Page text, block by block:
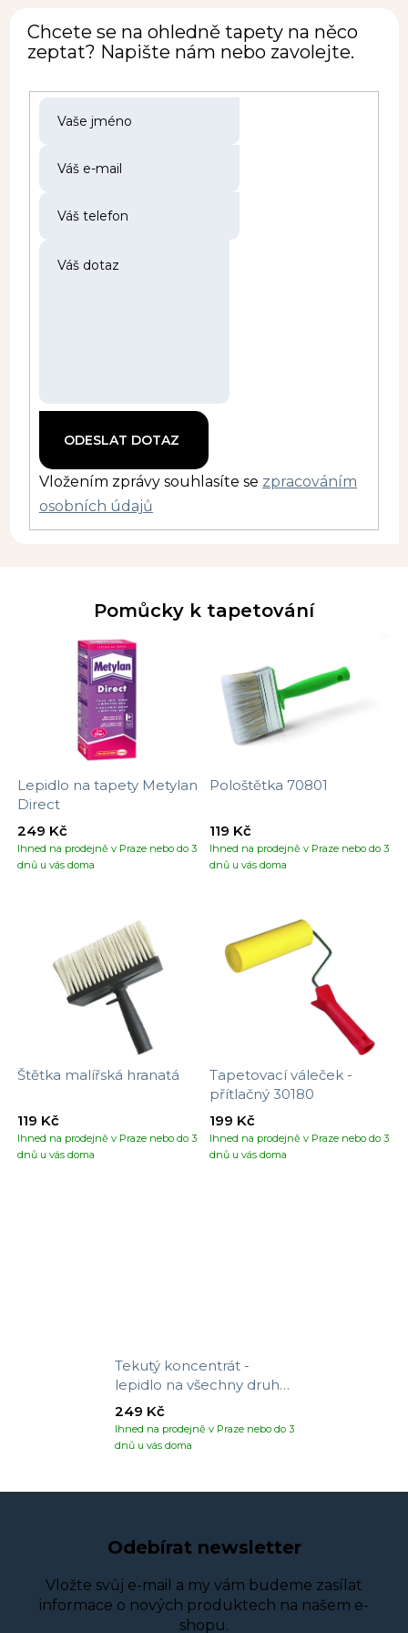
Chcete se na ohledně tapety na něco
zeptat? Napište nám nebo zavolejte.
Vložením zprávy souhlasíte se zpracováním
osobních údajů
Pomůcky k tapetování
Lepidlo na tapety Metylan
Direct
Ihned na prodejně v Praze nebo do 3
dnů u vás doma
249 Kč
Pološtětka 70801
Ihned na prodejně v Praze nebo do 3
dnů u vás doma
119 Kč
Štětka malířská hranatá
Ihned na prodejně v Praze nebo do 3
dnů u vás doma
119 Kč
Tapetovací váleček -
přítlačný 30180
Ihned na prodejně v Praze nebo do 3
dnů u vás doma
199 Kč
Tekutý koncentrát -
lepidlo na všechny druhy
tapet
Ihned na prodejně v Praze nebo do 3
dnů u vás doma
249 Kč
Odebírat newsletter
Vložte svůj e-mail a my vám budeme zasílat
informace o nových produktech na našem e-
shopu.